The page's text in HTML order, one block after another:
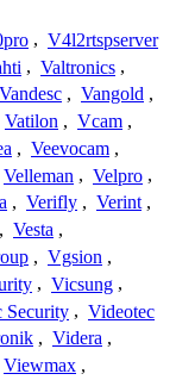
, V4l2rtspserver
, Valtronics ,
Vandesc , Vangold ,
Vatilon , Vcam ,
, Veevocam ,
Velleman , Velpro ,
, Verifly , Verint ,
, Vesta ,
, Vgsion ,
, Vicsung ,
Security , Videotec
, Videra ,
Viewmax ,